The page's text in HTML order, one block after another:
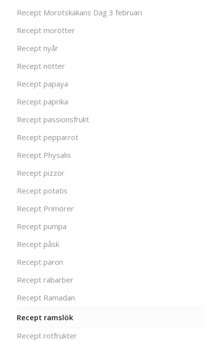
Recept Morotskakans Dag 3 februari
Recept morötter
Recept nyår
Recept nötter
Recept papaya
Recept paprika
Recept passionsfrukt
Recept pepparrot
Recept Physalis
Recept pizzor
Recept potatis
Recept Primörer
Recept pumpa
Recept påsk
Recept päron
Recept rabarber
Recept Ramadan
Recept ramslök
Recept rotfrukter